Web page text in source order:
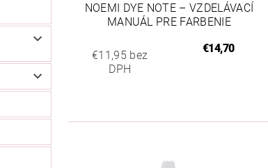
NOEMI DYE NOTE – VZDELÁVACÍ
MANUÁL PRE FARBENIE
€11,95 bez
DPH
€14,70